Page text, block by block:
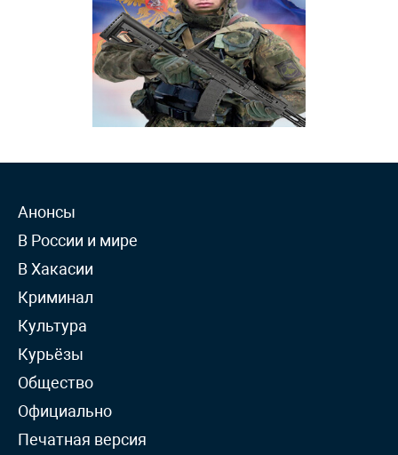
Анонсы
В России и мире
В Хакасии
Криминал
Культура
Курьёзы
Общество
Официально
Печатная версия